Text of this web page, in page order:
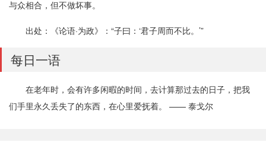
与众相合，但不做坏事。
出处：《论语·为政》：“子曰：‘君子周而不比。’”
每日一语
在老年时，会有许多闲暇的时间，去计算那过去的日子，把我
们手里永久丢失了的东西，在心里爱抚着。 —— 泰戈尔